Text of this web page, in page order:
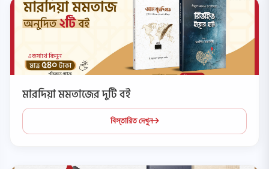
মারদিয়া মমতাজের দুটি বই
বিস্তারিত দেখুন